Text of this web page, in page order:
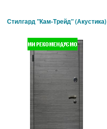
Стилгард "Кам-Трейд" (Акустика)